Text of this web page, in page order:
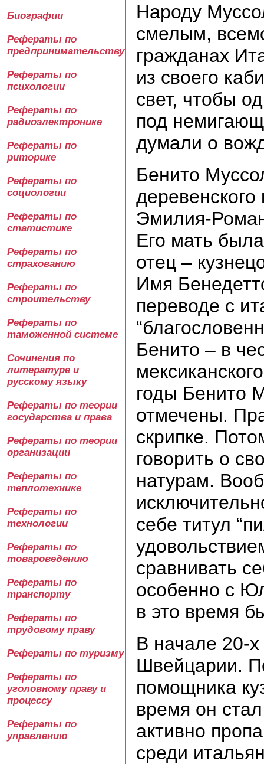
Биографии
Рефераты по
предпринимательству
Рефераты по
психологии
Рефераты по
радиоэлектронике
Рефераты по
риторике
Рефераты по
социологии
Рефераты по
статистике
Рефераты по
страхованию
Рефераты по
строительству
Рефераты по
таможенной системе
Сочинения по
литературе и
русскому языку
Рефераты по теории
государства и права
Рефераты по теории
организации
Рефераты по
теплотехнике
Рефераты по
технологии
Рефераты по
товароведению
Рефераты по
транспорту
Рефераты по
трудовому праву
Рефераты по туризму
Рефераты по
уголовному праву и
процессу
Рефераты по
управлению
Народу
смелым,
гражданах
из своего
свет, чтобы
под
думали о
Бенито
Эмилия-
Его мать
отец –
Имя
переводе с
Бенито – в
годы Бенито
отмечены.
скрипке.
говорить о
натурам.
себе титул
сравнивать
особенно с
в это время
В начале 20-
Швейцарии.
помощника
время он
активно
среди